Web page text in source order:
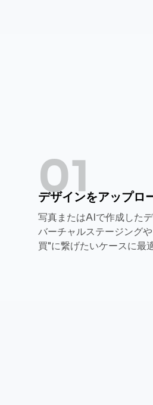
01
デザインをアップロ
写真またはAIで作成した
バーチャルステージング
買"に繋げたいケースに最